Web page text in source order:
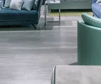
кто это сделает.